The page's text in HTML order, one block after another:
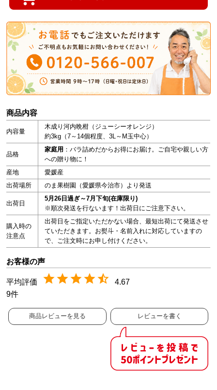
商品内容
内容量
木成り河内晩柑（ジューシーオレンジ）
約3kg（7～14個程度、3L～M玉中心）
品格
家庭用 ：バラ詰めだからお得にお届け。ご自宅や親しい方
への贈り物に！
産地
愛媛産
出荷場所
のま果樹園（愛媛県今治市）より発送
出荷日
5月26日過ぎ～7月下旬(在庫限り)
※順次発送を行ないます！出荷日にご注意下さい。
購入時の
注意点
出荷日をご指定いただかない場合、最短出荷にて発送させ
ていただきます。お熨斗・名前入れに対応していますの
で、ご注文時にお申し付けください。
4.67
9
商品レビューを見る レビューを書く